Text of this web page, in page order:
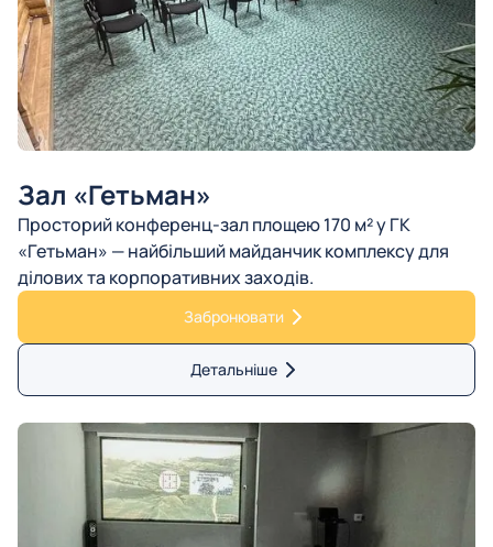
Зал «Гетьман»
Просторий конференц-зал площею 170 м² у ГК
«Гетьман» — найбільший майданчик комплексу для
ділових та корпоративних заходів.
Забронювати
Детальніше